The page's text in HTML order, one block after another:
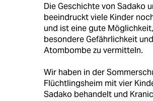
Die Geschichte von Sadako
beeindruckt viele Kinder
und ist eine gute
besondere Gefährlichkeit
Atombombe zu vermitteln.
Wir haben in der
Flüchtlingsheim mit vier
Sadako behandelt und